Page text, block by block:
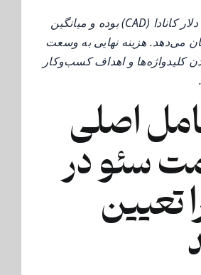
نکته: قیمت‌ها به دلار کانادا (CAD) بوده و میانگین
را نشان می‌دهد. هزینه نهایی به وسعت
کلیدواژه‌ها و اهداف کسب‌وکار
عامل اصلی
سئو در
تعیین